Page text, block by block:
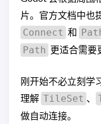
片。官方文档中也
Connect 和
Path 更适合需要
刚开始不必立刻学
理解 TileSet 、
做自动连接。